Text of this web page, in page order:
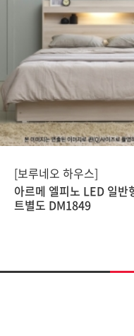
[보루네오 하우스]
아르메 엘피노 LED 일반
트별도 DM1849